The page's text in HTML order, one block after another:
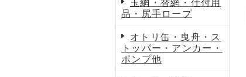
玉網・替網・仕付用
品・尻手ロープ
オトリ缶・曳舟・ス
トッパー・アンカー・
ポンプ他